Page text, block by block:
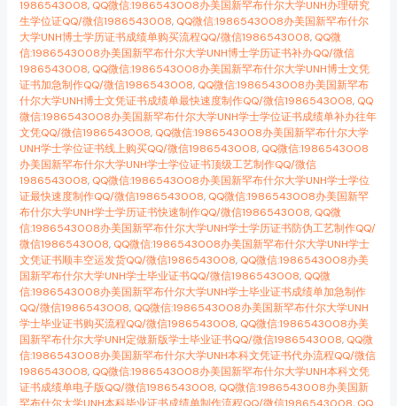
1986543008, QQ微信:1986543008办美国新罕布什尔大学UNH办理研究
生学位证QQ/微信1986543008, QQ微信:1986543008办美国新罕布什尔
大学UNH博士学历证书成绩单购买流程QQ/微信1986543008, QQ微
信:1986543008办美国新罕布什尔大学UNH博士学历证书补办QQ/微信
1986543008, QQ微信:1986543008办美国新罕布什尔大学UNH博士文凭
证书加急制作QQ/微信1986543008, QQ微信:1986543008办美国新罕布
什尔大学UNH博士文凭证书成绩单最快速度制作QQ/微信1986543008, QQ
微信:1986543008办美国新罕布什尔大学UNH学士学位证书成绩单补办往年
文凭QQ/微信1986543008, QQ微信:1986543008办美国新罕布什尔大学
UNH学士学位证书线上购买QQ/微信1986543008, QQ微信:1986543008
办美国新罕布什尔大学UNH学士学位证书顶级工艺制作QQ/微信
1986543008, QQ微信:1986543008办美国新罕布什尔大学UNH学士学位
证最快速度制作QQ/微信1986543008, QQ微信:1986543008办美国新罕
布什尔大学UNH学士学历证书快速制作QQ/微信1986543008, QQ微
信:1986543008办美国新罕布什尔大学UNH学士学历证书防伪工艺制作QQ/
微信1986543008, QQ微信:1986543008办美国新罕布什尔大学UNH学士
文凭证书顺丰空运发货QQ/微信1986543008, QQ微信:1986543008办美
国新罕布什尔大学UNH学士毕业证书QQ/微信1986543008, QQ微
信:1986543008办美国新罕布什尔大学UNH学士毕业证书成绩单加急制作
QQ/微信1986543008, QQ微信:1986543008办美国新罕布什尔大学UNH
学士毕业证书购买流程QQ/微信1986543008, QQ微信:1986543008办美
国新罕布什尔大学UNH定做新版学士毕业证书QQ/微信1986543008, QQ微
信:1986543008办美国新罕布什尔大学UNH本科文凭证书代办流程QQ/微信
1986543008, QQ微信:1986543008办美国新罕布什尔大学UNH本科文凭
证书成绩单电子版QQ/微信1986543008, QQ微信:1986543008办美国新